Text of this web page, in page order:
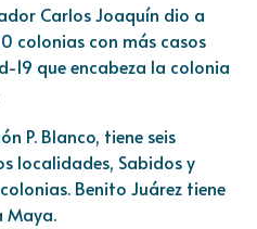
Carlos Joaquín dio a
colonias con más casos
19 que encabeza la colonia
P. Blanco, tiene seis
localidades, Sabidos y
Benito Juárez tiene
Maya.